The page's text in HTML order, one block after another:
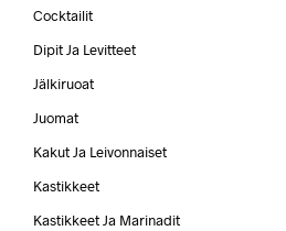
Cocktailit
Dipit Ja Levitteet
Jälkiruoat
Juomat
Kakut Ja Leivonnaiset
Kastikkeet
Kastikkeet Ja Marinadit